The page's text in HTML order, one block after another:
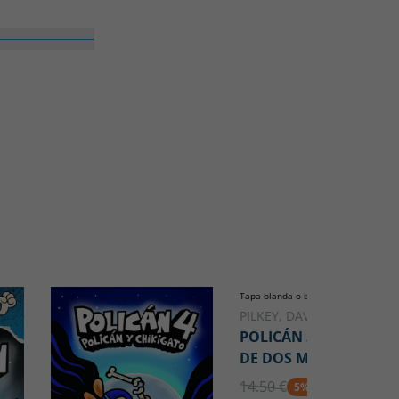
Tapa blanda o bolsillo
PILKEY, DAV
POLICÁN 3: HISTORIA
DE DOS MININOS
14.50 € 5% DTO